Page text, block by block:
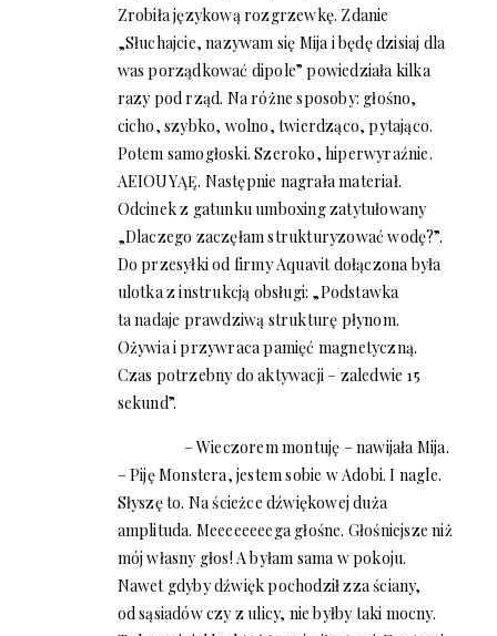
Zrobiła językową rozgrzewkę. Zdanie
„Słuchajcie, nazywam się Mija i będę dzisiaj dla
was porządkować dipole” powiedziała kilka
razy pod rząd. Na różne sposoby: głośno,
cicho, szybko, wolno, twierdząco, pytająco.
Potem samogłoski. Szeroko, hiperwyraźnie.
AEIOUYĄĘ. Następnie nagrała materiał.
Odcinek z gatunku umboxing zatytułowany
„Dlaczego zaczęłam strukturyzować wodę?”.
Do przesyłki od firmy Aquavit dołączona była
ulotka z instrukcją obsługi: „Podstawka
ta nadaje prawdziwą strukturę płynom.
Ożywia i przywraca pamięć magnetyczną.
Czas potrzebny do aktywacji – zaledwie 15
sekund”.
– Wieczorem montuję – nawijała Mija.
– Piję Monstera, jestem sobie w Adobi. I nagle.
Słyszę to. Na ścieżce dźwiękowej duża
amplituda. Meeeeeeeega głośne. Głośniejsze niż
mój własny głos! A byłam sama w pokoju.
Nawet gdyby dźwięk pochodził zza ściany,
od sąsiadów czy z ulicy, nie byłby taki mocny.